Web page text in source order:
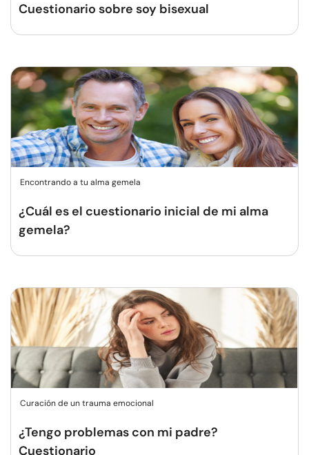
Cuestionario sobre soy bisexual
Encontrando a tu alma gemela
¿Cuál es el cuestionario inicial de mi alma
gemela?
Curación de un trauma emocional
¿Tengo problemas con mi padre?
Cuestionario